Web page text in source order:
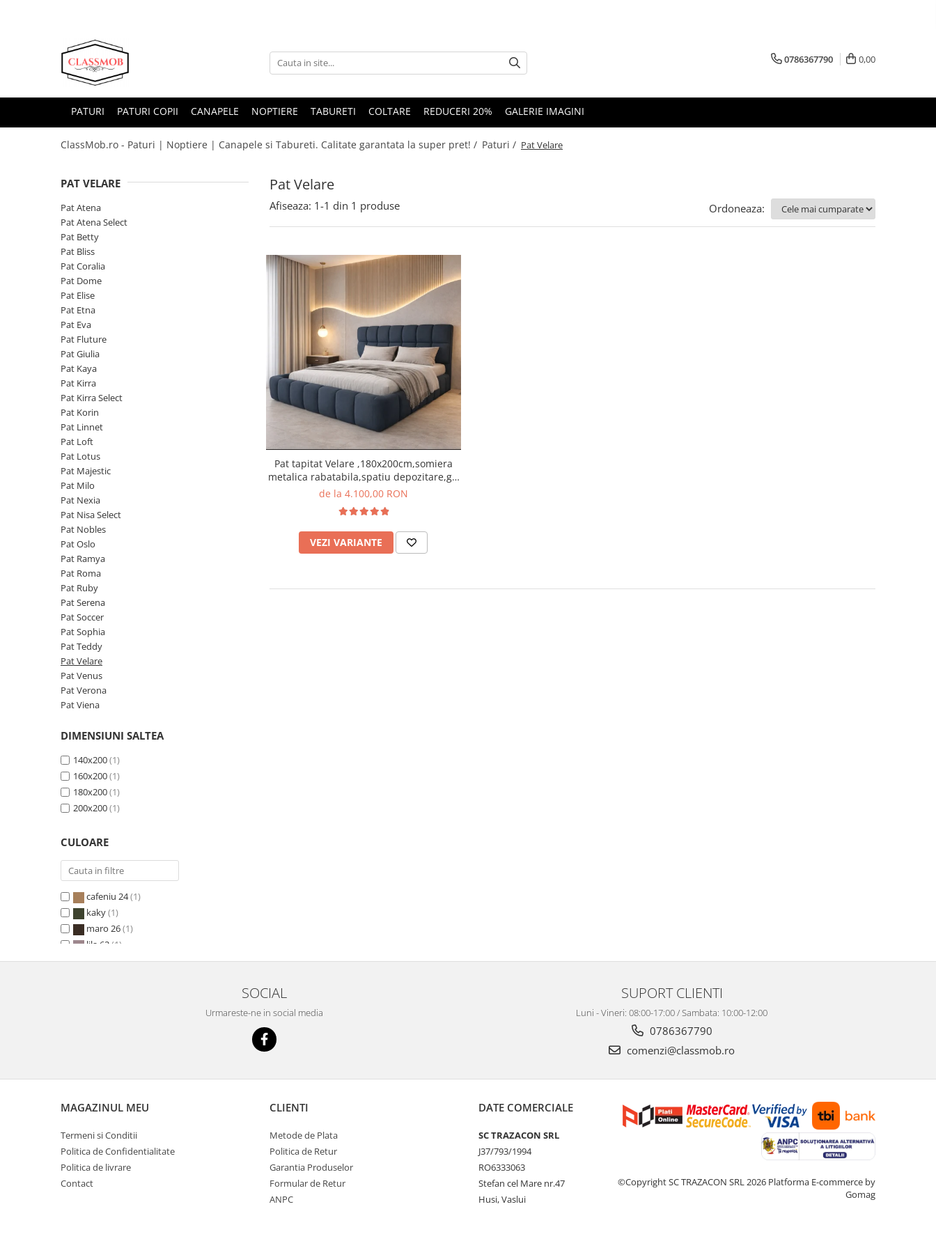
0786367790 0,00
PATURI PATURI COPII CANAPELE NOPTIERE TABURETI COLTARE REDUCERI 20% GALERIE IMAGINI
ClassMob.ro - Paturi | Noptiere | Canapele si Tabureti. Calitate garantata la super pret! / Paturi / Pat Velare
Pat Velare
PAT VELARE
Pat Atena
Pat Atena Select
Pat Betty
Pat Bliss
Pat Coralia
Pat Dome
Pat Elise
Pat Etna
Pat Eva
Pat Fluture
Pat Giulia
Pat Kaya
Pat Kirra
Pat Kirra Select
Pat Korin
Pat Linnet
Pat Loft
Pat Lotus
Pat Majestic
Pat Milo
Pat Nexia
Pat Nisa Select
Pat Nobles
Pat Oslo
Pat Ramya
Pat Roma
Pat Ruby
Pat Serena
Pat Soccer
Pat Sophia
Pat Teddy
Pat Velare
Pat Venus
Pat Verona
Pat Viena
DIMENSIUNI SALTEA
140x200(1)
160x200(1)
180x200(1)
200x200(1)
CULOARE
cafeniu 24(1)
kaky(1)
maro 26(1)
lila 62 (1)
mov deschis 63(1)
mustar 258(1)
verde 260(1)
albastru azur 261(1)
albastru pastel 262
bleumarin 263
Afiseaza: 1-1 din 1 produse Ordoneaza:
Pat tapitat Velare ,180x200cm,somiera
metalica rabatabila,spatiu depozitare,gri
antracit
de la 4.100,00 RON
VEZI VARIANTE
SOCIAL
Urmareste-ne in social media
SUPORT CLIENTI
Luni - Vineri: 08:00-17:00 / Sambata: 10:00-12:00
0786367790
comenzi@classmob.ro
MAGAZINUL MEU
Termeni si Conditii
Politica de Confidentialitate
Politica de livrare
Contact
CLIENTI
Metode de Plata
Politica de Retur
Garantia Produselor
Formular de Retur
ANPC
DATE COMERCIALE
SC TRAZACON SRL
J37/793/1994
RO6333063
Stefan cel Mare nr.47
Husi, Vaslui
©Copyright SC TRAZACON SRL 2026 Platforma E-commerce by
Gomag